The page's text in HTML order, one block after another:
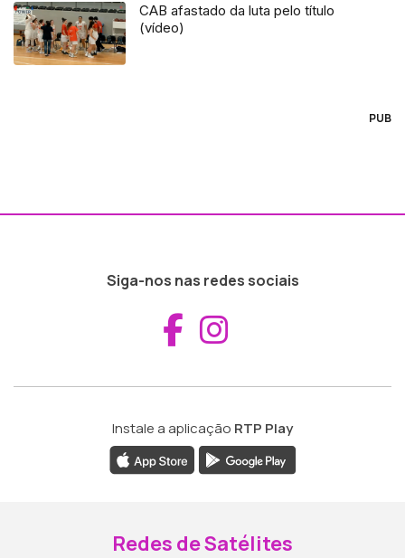
CAB afastado da luta pelo título
(vídeo)
PUB
Siga-nos nas redes sociais
Aceder ao
Instale a aplicação RTP Play
Redes de Satélites